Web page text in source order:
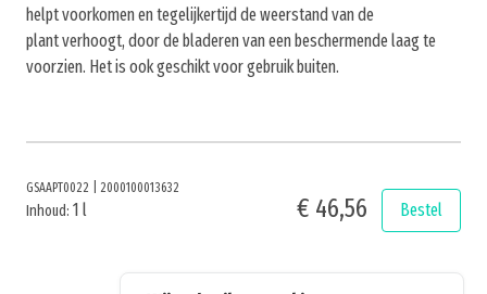
helpt voorkomen en tegelijkertijd de weerstand van de
plant verhoogt, door de bladeren van een beschermende laag te
voorzien. Het is ook geschikt voor gebruik buiten.
GSAAPT0022 2000100013632
Inhoud: 1 l € 46,56 Bestel